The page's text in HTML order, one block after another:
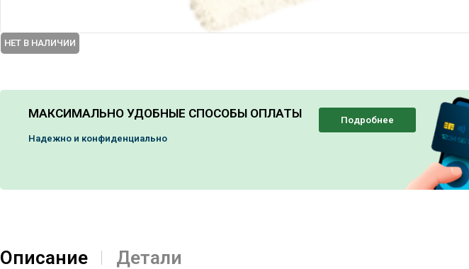
НЕТ В НАЛИЧИИ
МАКСИМАЛЬНО УДОБНЫЕ СПОСОБЫ ОПЛАТЫ
Надежно и конфиденциально
Подробнее
Описание Детали